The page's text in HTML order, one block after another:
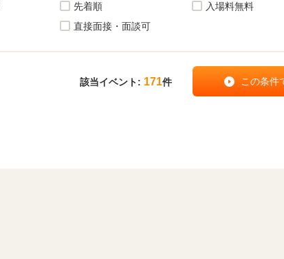
先着順
入場料無料
直接面接・面談可
該当イベント: 171件